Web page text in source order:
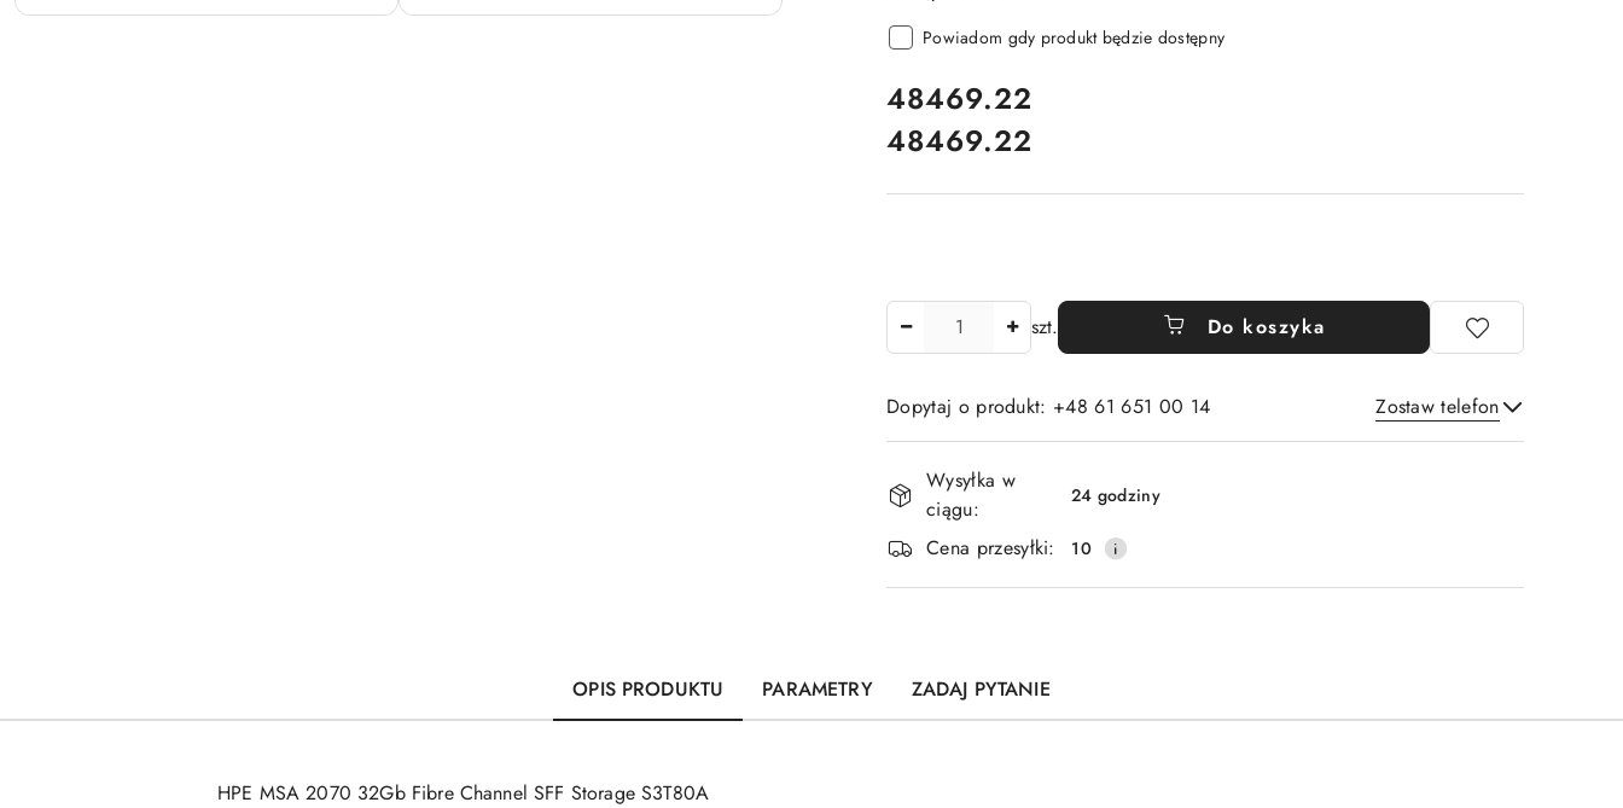
Powiadom gdy produkt będzie dostępny
cena:
48469.22
Cena:
48469.22
szt. Do koszyka
Dopytaj o produkt: +48 61 651 00 14
Zostaw telefon
Wyślij
Dostępność
i
dostawa
Wysyłka w
ciągu:
24 godziny
Cena przesyłki: 10
OPIS PRODUKTU PARAMETRY ZADAJ PYTANIE
HPE MSA 2070 32Gb Fibre Channel SFF Storage S3T80A